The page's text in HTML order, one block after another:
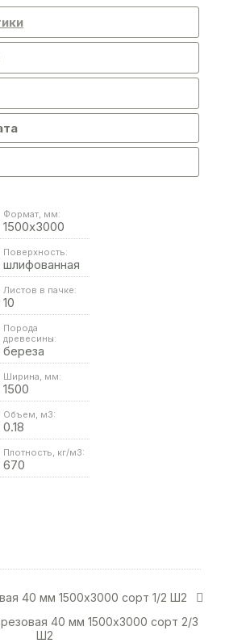
Формат, мм:
1500х3000
Поверхность:
шлифованная
Листов в пачке:
10
Порода
древесины:
береза
Ширина, мм:
1500
Объем, м3:
0.18
Плотность, кг/м3:
670
40 мм 1500х3000 сорт 1/2 Ш2
40 мм 1500х3000 сорт 2/3
Ш2